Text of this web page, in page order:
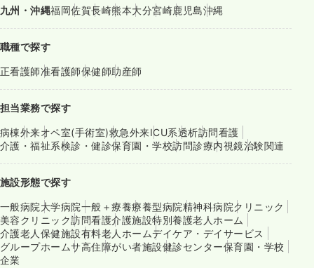
九州・沖縄福岡佐賀長崎熊本大分宮崎鹿児島沖縄
職種で探す
正看護師准看護師保健師助産師
担当業務で探す
病棟外来オペ室(手術室)救急外来ICU系透析訪問看護
介護・福祉系検診・健診保育園・学校訪問診療内視鏡治験関連
施設形態で探す
一般病院大学病院一般＋療養療養型病院精神科病院クリニック
美容クリニック訪問看護介護施設特別養護老人ホーム
介護老人保健施設有料老人ホームデイケア・デイサービス
グループホームサ高住障がい者施設健診センター保育園・学校
企業